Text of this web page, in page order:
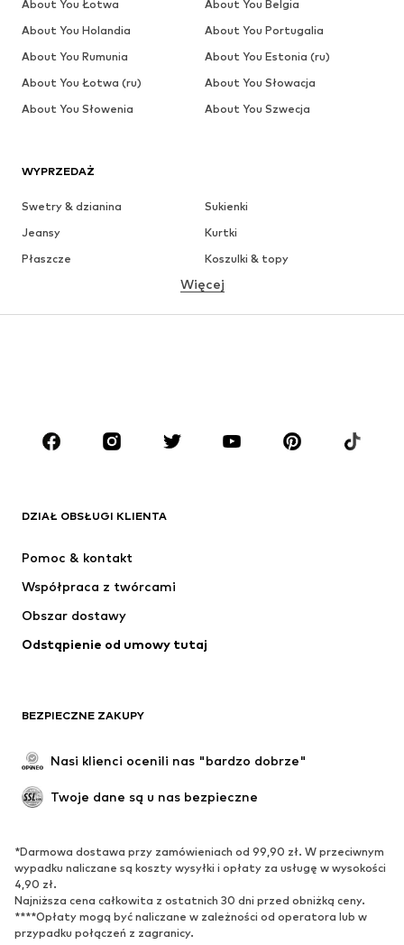
WYPRZEDAŻ
Swetry & dzianina
Sukienki
Jeansy
Kurtki
Płaszcze
Koszulki & topy
Bielizna
Akcesoria
Premium
Nowości
Kurtki
Bielizna
Płaszcze
Spódnice
Specjalne okazje
Nowości
Na czasie
Trampki & sneakersy
Czółenka & buty na obcasie
Kozaki
Sandały
Więcej
DZIAŁ OBSŁUGI KLIENTA
Pomoc & kontakt
Współpraca z twórcami
Obszar dostawy
Odstąpienie od umowy tutaj
BEZPIECZNE ZAKUPY
Nasi klienci ocenili nas "bardzo dobrze"
Twoje dane są u nas bezpieczne
*Darmowa dostawa przy zamówieniach od 99,90 zł. W przeciwnym
wypadku naliczane są koszty wysyłki i opłaty za usługę w wysokości
4,90 zł.
Najniższa cena całkowita z ostatnich 30 dni przed obniżką ceny.
****Opłaty mogą być naliczane w zależności od operatora lub w
przypadku połączeń z zagranicy.
About You Łotwa
About You Belgia
About You Holandia
About You Portugalia
About You Rumunia
About You Estonia (ru)
About You Łotwa (ru)
About You Słowacja
About You Słowenia
About You Szwecja